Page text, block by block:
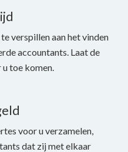
verspillen aan het vinden
accountants. Laat de
toe komen.
voor u verzamelen,
dat zij met elkaar